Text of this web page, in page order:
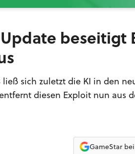
Update
ließ sich zuletzt die KI in den
diesen Exploit nun aus
GameStar